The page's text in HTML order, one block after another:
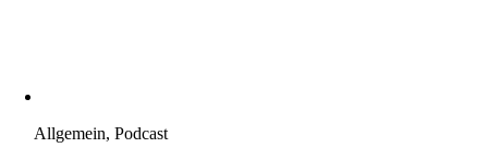
Allgemein, Podcast